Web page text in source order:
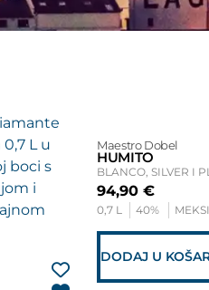
Maestro Dobel
HUMITO
94,90€
0,7 L 40%
DODAJ U